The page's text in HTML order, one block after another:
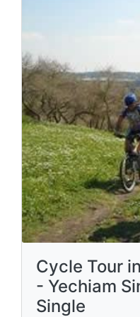
Cycle Tour
- Yechiam
Single